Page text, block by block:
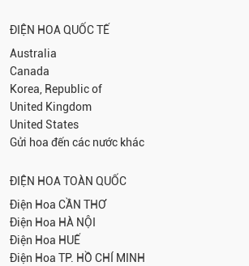
ĐIỆN HOA QUỐC TẾ
Australia
Canada
Korea, Republic of
United Kingdom
United States
Gửi hoa đến các nước khác
ĐIỆN HOA TOÀN QUỐC
Điện Hoa CẦN THƠ
Điện Hoa HÀ NỘI
Điện Hoa HUẾ
Điện Hoa TP. HỒ CHÍ MINH